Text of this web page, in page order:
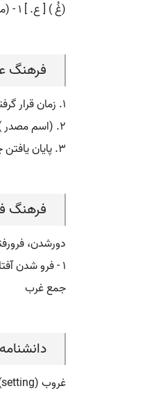
(غُ ) [ ع. ] ۱ - (مص ل. ) فرو رفتن و ناپدید شدن آفتاب یا هر ستارة دیگر. ۲ - (اِ. ) هنگام غروب آفتاب.
فرهنگ
۱. زمان قرار گرفتن خورشید در افق، پایانِ روز.
۲. (اسم مصدر ) فرورفتن و ناپدید شدن آفتاب یا ستاره.
۳. پایان یافتن چیزی یا امری: غروب جوانی، غروب دولت.
فرهنگ
دورشدن،
۱ - فرو شدن آفتاب و ماه و ستارگان دیگر ناپدید شدن ستارگان و جز آنها افول مقابل طلوع ۲ - ( اسم ) هنگام غروب آفتاب مغرب.
جمع غرب
غروب (setting)